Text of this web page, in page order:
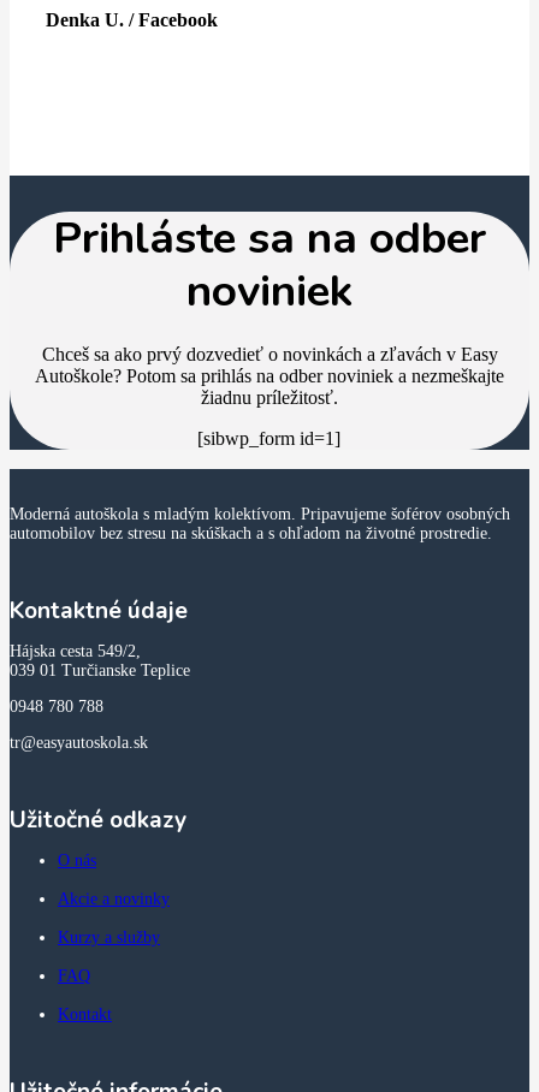
Denka U. / Facebook
Prihláste sa na odber
noviniek
Chceš sa ako prvý dozvedieť o novinkách a zľavách v Easy
Autoškole? Potom sa prihlás na odber noviniek a nezmeškajte
žiadnu príležitosť.
[sibwp_form id=1]
Moderná autoškola s mladým kolektívom. Pripavujeme šoférov osobných
automobilov bez stresu na skúškach a s ohľadom na životné prostredie.
Kontaktné údaje
Hájska cesta 549/2,
039 01 Turčianske Teplice
0948 780 788
tr@easyautoskola.sk
Užitočné odkazy
O nás
Akcie a novinky
Kurzy a služby
FAQ
Kontakt